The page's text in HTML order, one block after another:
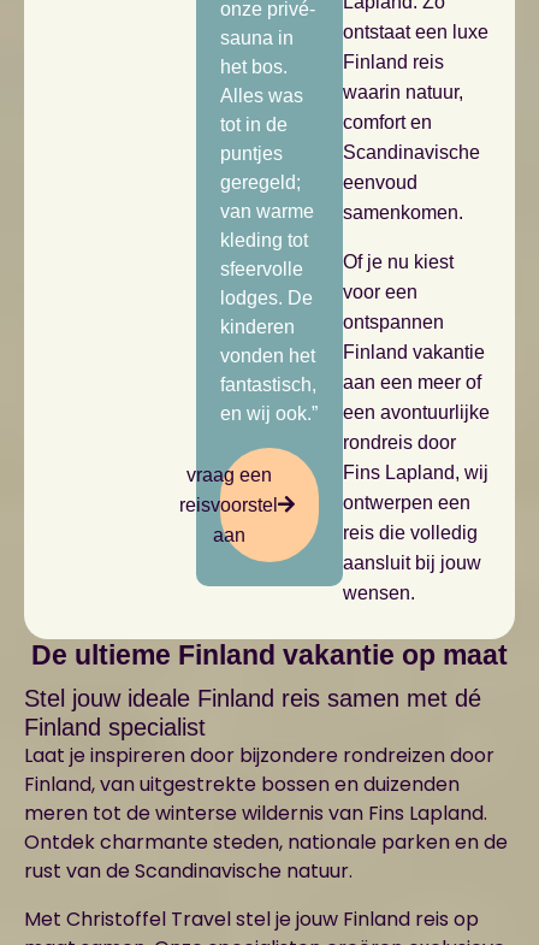
onze privé-
sauna in
het bos.
Alles was
tot in de
puntjes
geregeld;
van warme
kleding tot
sfeervolle
lodges. De
kinderen
vonden het
fantastisch,
en wij ook.”
vraag een
reisvoorstel
aan
ontstaat een luxe
Finland reis
waarin natuur,
comfort en
Scandinavische
eenvoud
samenkomen.
Of je nu kiest
voor een
ontspannen
Finland vakantie
aan een meer of
een avontuurlijke
rondreis door
Fins Lapland, wij
ontwerpen een
reis die volledig
aansluit bij jouw
wensen.
De ultieme Finland vakantie op maat
Stel jouw ideale Finland reis samen met dé
Finland specialist
Laat je inspireren door bijzondere rondreizen door
Finland, van uitgestrekte bossen en duizenden
meren tot de winterse wildernis van Fins Lapland.
Ontdek charmante steden, nationale parken en de
rust van de Scandinavische natuur.
Met Christoffel Travel stel je jouw Finland reis op